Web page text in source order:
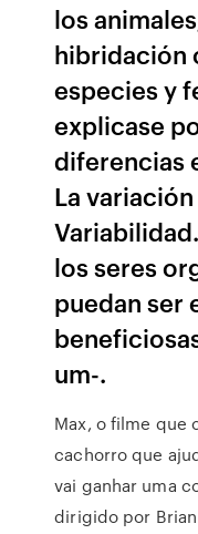
los
hibridación
especies y
explicase
diferencias
La
los seres
puedan ser
um-.
Max, o filme que
cachorro que
vai ganhar uma
dirigido por